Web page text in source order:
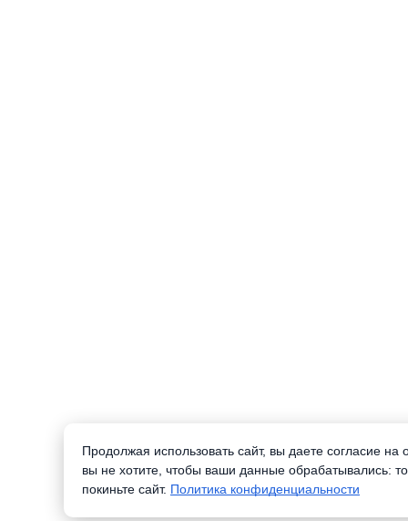
Продолжая использовать сайт, вы даете согласие
вы не хотите, чтобы ваши данные обрабатывались:
покиньте сайт. Политика конфиденциальности